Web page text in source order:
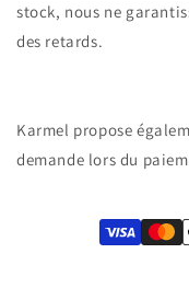
stock, nous ne
des retards.
Karmel propose
demande lors du